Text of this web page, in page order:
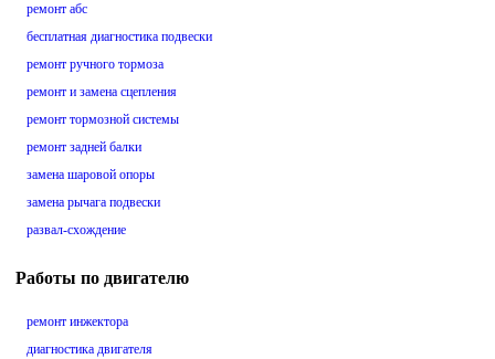
ремонт абс
бесплатная диагностика подвески
ремонт ручного тормоза
ремонт и замена сцепления
ремонт тормозной системы
ремонт задней балки
замена шаровой опоры
замена рычага подвески
развал-схождение
Работы по двигателю
ремонт инжектора
диагностика двигателя